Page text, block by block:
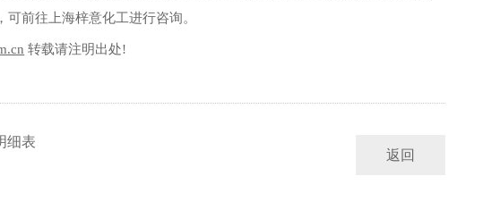
前往上海梓意化工进行咨询。
转载请注明出处!
细表
返回